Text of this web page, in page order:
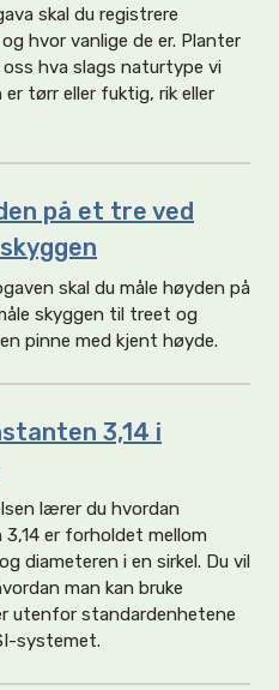
skal du registrere
hvor vanlige de er. Planter
hva slags naturtype vi
er tørr eller fuktig, rik eller
på et tre ved
skal du måle høyden på
skyggen til treet og
pinne med kjent høyde.
3,14 i
lærer du hvordan
er forholdet mellom
diameteren i en sirkel. Du vil
man kan bruke
utenfor standardenhetene
systemet.